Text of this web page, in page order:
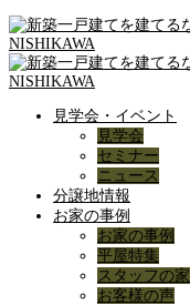
見学会・イベント
見学会
セミナー
ニュース
分譲地情報
お家の事例
お家の事例
平屋特集
スタッフの家
お客様の声